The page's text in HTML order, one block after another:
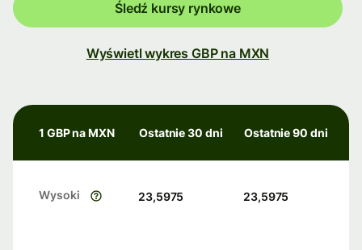
Śledź kursy rynkowe
Wyświetl wykres GBP na MXN
1 GBP na MXN Ostatnie 30 dni Ostatnie 90 dni
Wysoki 23,5975 23,5975